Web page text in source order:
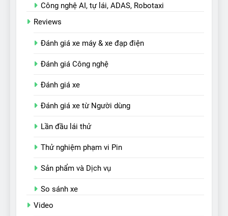
Công nghệ AI, tự lái, ADAS, Robotaxi
Reviews
Đánh giá xe máy & xe đạp điện
Đánh giá Công nghệ
Đánh giá xe
Đánh giá xe từ Người dùng
Lần đầu lái thử
Thử nghiệm phạm vi Pin
Sản phẩm và Dịch vụ
So sánh xe
Video